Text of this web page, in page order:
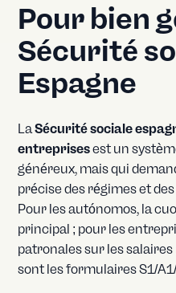
Pour bien
Sécurité
Espagne
LaSécurité sociale
entreprisesest un
généreux, mais qui
précise des régimes et
Pour les autónomos, la
principal ; pour les
patronales sur les salaires
sont les formulaires S1/